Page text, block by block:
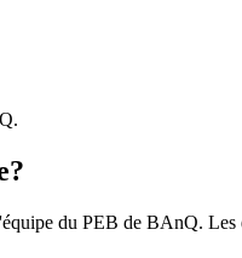
du PEB de BAnQ. Les